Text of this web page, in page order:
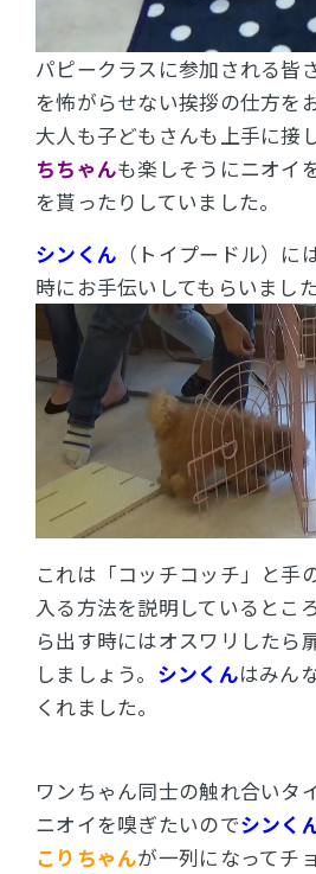
パピークラスに参加される皆
を怖がらせない挨拶の仕方を
大人も子どもさんも上手に接
ちちゃんも楽しそうにニオイ
を貰ったりしていました。
シンくん （トイプードル）
時にお手伝いしてもらいました
これは「コッチコッチ」と手
入る方法を説明しているところ
ら出す時にはオスワリしたら
しましょう。 シンくんはみん
くれました。
ワンちゃん同士の触れ合いタ
ニオイを嗅ぎたいのでシンく
こりちゃんが一列になってチ